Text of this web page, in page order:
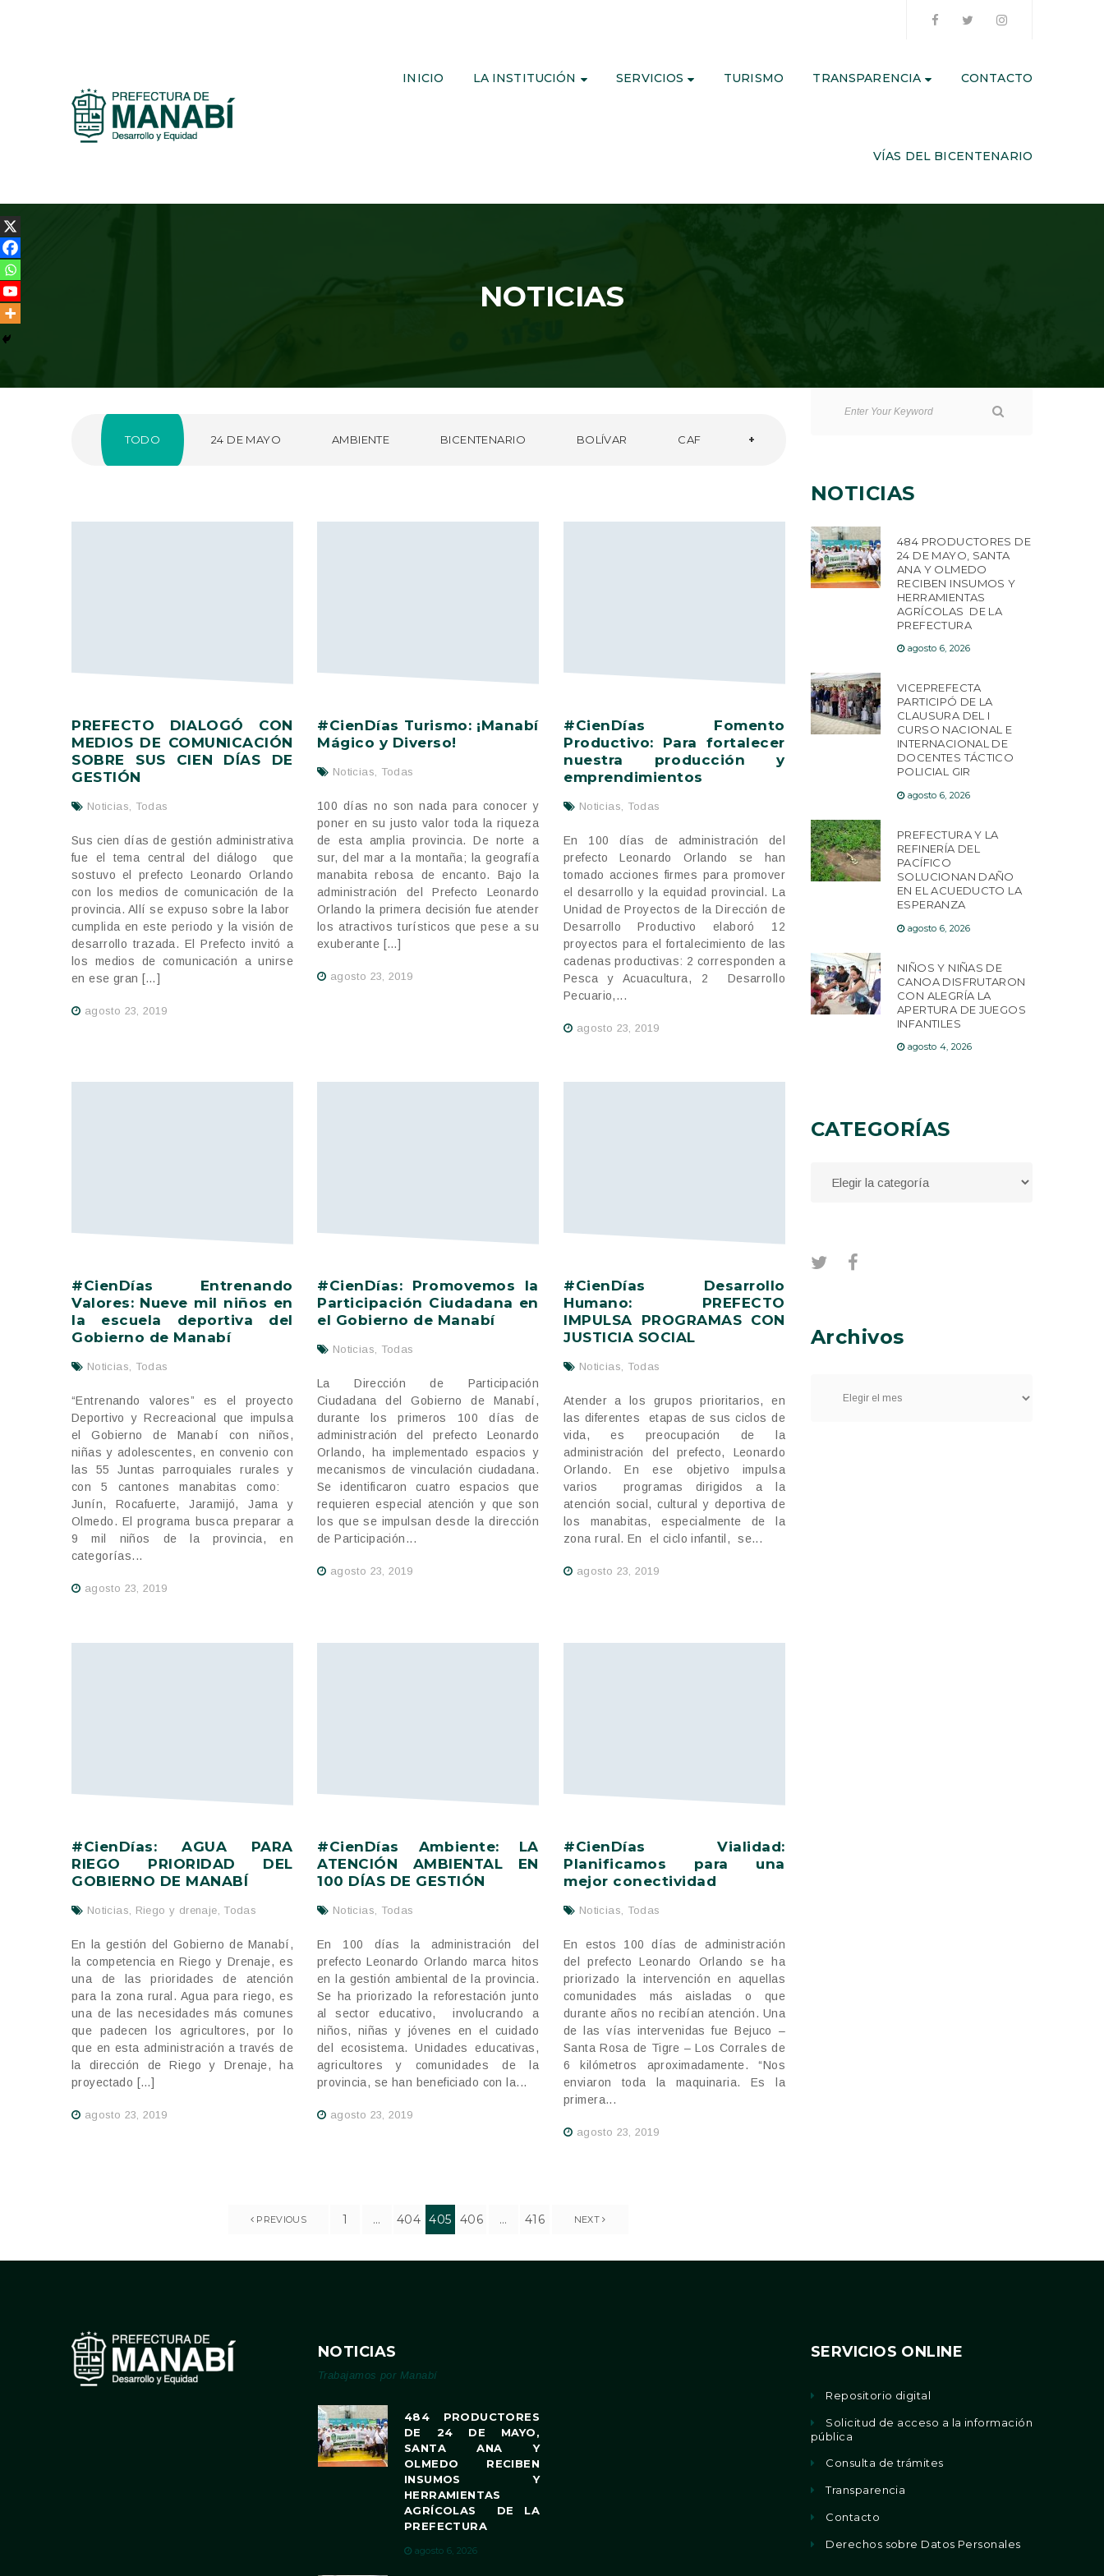
INICIO LA INSTITUCIÓN SERVICIOS TURISMO TRANSPARENCIA CONTACTO
VÍAS DEL BICENTENARIO
NOTICIAS
TODO 24 DE MAYO AMBIENTE BICENTENARIO BOLÍVAR CAF +
PREFECTO DIALOGÓ CON
MEDIOS DE COMUNICACIÓN
SOBRE SUS CIEN DÍAS DE
GESTIÓN
Noticias Todas
agosto 23, 2019
Sus cien días de gestión administrativa
fue el tema central del diálogo que
sostuvo el prefecto Leonardo Orlando
con los medios de comunicación de la
provincia. Allí se expuso sobre la labor
cumplida en este periodo y la visión de
desarrollo trazada. El Prefecto invitó a
los medios de comunicación a unirse
en ese gran […]
#CienDías Turismo: ¡Manabí
Mágico y Diverso!
Noticias Todas
agosto 23, 2019
100 días no son nada para conocer y
poner en su justo valor toda la riqueza
de esta amplia provincia. De norte a
sur, del mar a la montaña; la geografía
manabita rebosa de encanto. Bajo la
administración del Prefecto Leonardo
Orlando la primera decisión fue atender
los atractivos turísticos que pese a su
exuberante […]
#CienDías Fomento
Productivo: Para fortalecer
nuestra producción y
emprendimientos
Noticias Todas
agosto 23, 2019
En 100 días de administración del
prefecto Leonardo Orlando se han
tomado acciones firmes para promover
el desarrollo y la equidad provincial. La
Unidad de Proyectos de la Dirección de
Desarrollo Productivo elaboró 12
proyectos para el fortalecimiento de las
cadenas productivas: 2 corresponden a
Pesca y Acuacultura, 2 Desarrollo
Pecuario,...
#CienDías Entrenando
Valores: Nueve mil niños en
la escuela deportiva del
Gobierno de Manabí
Noticias Todas
agosto 23, 2019
“Entrenando valores” es el proyecto
Deportivo y Recreacional que impulsa
el Gobierno de Manabí con niños,
niñas y adolescentes, en convenio con
las 55 Juntas parroquiales rurales y
con 5 cantones manabitas como:
Junín, Rocafuerte, Jaramijó, Jama y
Olmedo. El programa busca preparar a
9 mil niños de la provincia, en
categorías...
#CienDías: Promovemos la
Participación Ciudadana en
el Gobierno de Manabí
Noticias Todas
agosto 23, 2019
La Dirección de Participación
Ciudadana del Gobierno de Manabí,
durante los primeros 100 días de
administración del prefecto Leonardo
Orlando, ha implementado espacios y
mecanismos de vinculación ciudadana.
Se identificaron cuatro espacios que
requieren especial atención y que son
los que se impulsan desde la dirección
de Participación...
#CienDías Desarrollo
Humano: PREFECTO
IMPULSA PROGRAMAS CON
JUSTICIA SOCIAL
Noticias Todas
agosto 23, 2019
Atender a los grupos prioritarios, en
las diferentes etapas de sus ciclos de
vida, es preocupación de la
administración del prefecto, Leonardo
Orlando. En ese objetivo impulsa
varios programas dirigidos a la
atención social, cultural y deportiva de
los manabitas, especialmente de la
zona rural. En el ciclo infantil, se...
#CienDías: AGUA PARA
RIEGO PRIORIDAD DEL
GOBIERNO DE MANABÍ
Noticias Riego y drenaje Todas
agosto 23, 2019
En la gestión del Gobierno de Manabí,
la competencia en Riego y Drenaje, es
una de las prioridades de atención
para la zona rural. Agua para riego, es
una de las necesidades más comunes
que padecen los agricultores, por lo
que en esta administración a través de
la dirección de Riego y Drenaje, ha
proyectado […]
#CienDías Ambiente: LA
ATENCIÓN AMBIENTAL EN
100 DÍAS DE GESTIÓN
Noticias Todas
agosto 23, 2019
En 100 días la administración del
prefecto Leonardo Orlando marca hitos
en la gestión ambiental de la provincia.
Se ha priorizado la reforestación junto
al sector educativo, involucrando a
niños, niñas y jóvenes en el cuidado
del ecosistema. Unidades educativas,
agricultores y comunidades de la
provincia, se han beneficiado con la...
#CienDías Vialidad:
Planificamos para una
mejor conectividad
Noticias Todas
agosto 23, 2019
En estos 100 días de administración
del prefecto Leonardo Orlando se ha
priorizado la intervención en aquellas
comunidades más aisladas o que
durante años no recibían atención. Una
de las vías intervenidas fue Bejuco –
Santa Rosa de Tigre – Los Corrales de
6 kilómetros aproximadamente. “Nos
enviaron toda la maquinaria. Es la
primera...
PREVIOUS 1 … 404 405 406 … 416 NEXT
NOTICIAS
484 PRODUCTORES DE
24 DE MAYO, SANTA
ANA Y OLMEDO
RECIBEN INSUMOS Y
HERRAMIENTAS
AGRÍCOLAS DE LA
PREFECTURA
agosto 6, 2026
VICEPREFECTA
PARTICIPÓ DE LA
CLAUSURA DEL I
CURSO NACIONAL E
INTERNACIONAL DE
DOCENTES TÁCTICO
POLICIAL GIR
agosto 6, 2026
PREFECTURA Y LA
REFINERÍA DEL
PACÍFICO
SOLUCIONAN DAÑO
EN EL ACUEDUCTO LA
ESPERANZA
agosto 6, 2026
NIÑOS Y NIÑAS DE
CANOA DISFRUTARON
CON ALEGRÍA LA
APERTURA DE JUEGOS
INFANTILES
agosto 4, 2026
CATEGORÍAS
Archivos
NOTICIAS
Trabajamos por Manabí
484 PRODUCTORES
DE 24 DE MAYO,
SANTA ANA Y
OLMEDO RECIBEN
INSUMOS Y
HERRAMIENTAS
AGRÍCOLAS DE LA
PREFECTURA
agosto 6, 2026
SERVICIOS ONLINE
Repositorio digital
Solicitud de acceso a la información
pública
Consulta de trámites
Transparencia
Contacto
Derechos sobre Datos Personales